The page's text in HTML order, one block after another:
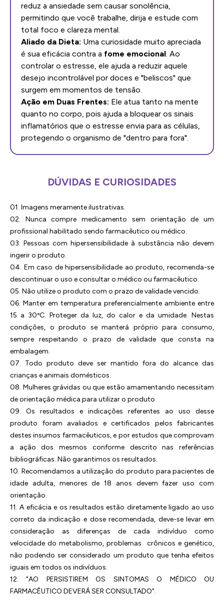
reduz a ansiedade sem causar sonolência,
permitindo que você trabalhe, dirija e estude com
total foco e clareza mental.
Aliado da Dieta: Uma curiosidade muito apreciada
é sua eficácia contra a fome emocional. Ao
controlar o estresse, ele ajuda a reduzir aquele
desejo incontrolável por doces e "beliscos" que
surgem em momentos de tensão.
Ação em Duas Frentes: Ele atua tanto na mente
quanto no corpo, pois ajuda a bloquear os sinais
inflamatórios que o estresse envia para as células,
protegendo o organismo de "dentro para fora".
DÚVIDAS E CURIOSIDADES
01. Imagens meramente ilustrativas.
02. Nunca compre medicamento sem orientação de um
profissional habilitado sendo farmacêutico ou médico.
03. Pessoas com hipersensibilidade à substância não devem
ingerir o produto.
04. Em caso de hipersensibilidade ao produto, recomenda-se
descontinuar o uso e consultar o médico ou farmacêutico.
05. Não utilize o produto com o prazo de validade vencido.
06. Manter em temperatura preferencialmente ambiente entre
15 a 30ºC. Proteger da luz, do calor e da umidade. Nestas
condições, o produto se manterá próprio para consumo,
sempre respeitando o prazo de validade que consta na
embalagem.
07. Todo produto deve ser mantido fora do alcance das
crianças e animais domésticos.
08. Mulheres grávidas ou que estão amamentando necessitam
de orientação médica para utilizar o produto.
09. Os resultados e indicações referentes ao uso desse
produto foram avaliados e certificados pelos fabricantes
destes insumos farmacêuticos, e por estudos que comprovam
a ação dos mesmos conforme descrito nas referências
bibliográficas. Não garantimos os resultados.
10. Recomendamos a utilização do produto para pacientes de
idade adulta, menores de 18 anos devem fazer uso com
orientação.
11. A eficácia e os resultados estão diretamente ligado ao uso
correto da indicação e dose recomendada, deve-se levar em
consideração as diferenças de cada indivíduo como
velocidade do metabolismo, problemas crônicos e genético,
não podendo ser considerado um produto que tenha efeitos
iguais em todos os indivíduos.
12. "AO PERSISTIREM OS SINTOMAS O MÉDICO OU
FARMACÊUTICO DEVERÁ SER CONSULTADO".